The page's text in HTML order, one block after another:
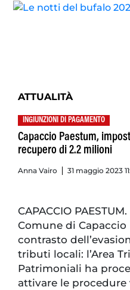
ATTUALITÀ
INGIUNZIONI DI PAGAMENTO
Capaccio Paestum,
recupero di 2.2 milioni
Anna Vairo 31 maggio 2023
CAPACCIO
Comune di Capaccio
contrasto
tributi locali: l’Area
Patrimoniali ha
attivare le